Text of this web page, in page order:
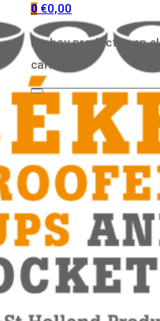
0 €0,00
No hay productos en el
carrito.